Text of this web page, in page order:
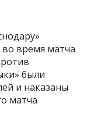
во время матча
были
и наказаны
матча